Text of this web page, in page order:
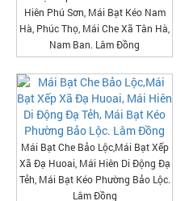
Hiên Phú Sơn, Mái Bạt Kéo Nam
Hà, Phúc Thọ, Mái Che Xã Tân Hà,
Nam Ban. Lâm Đồng
Mái Bạt Che Bảo Lộc,Mái Bạt Xếp
Xã Đạ Huoai, Mái Hiên Di Động Đạ
Tẻh, Mái Bạt Kéo Phường Bảo Lộc.
Lâm Đồng